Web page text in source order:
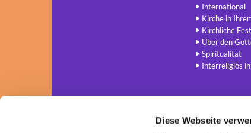
Diese Webseite
International
Kirche in
Kirchliche
Über den
Spiritualität
Interreligiös